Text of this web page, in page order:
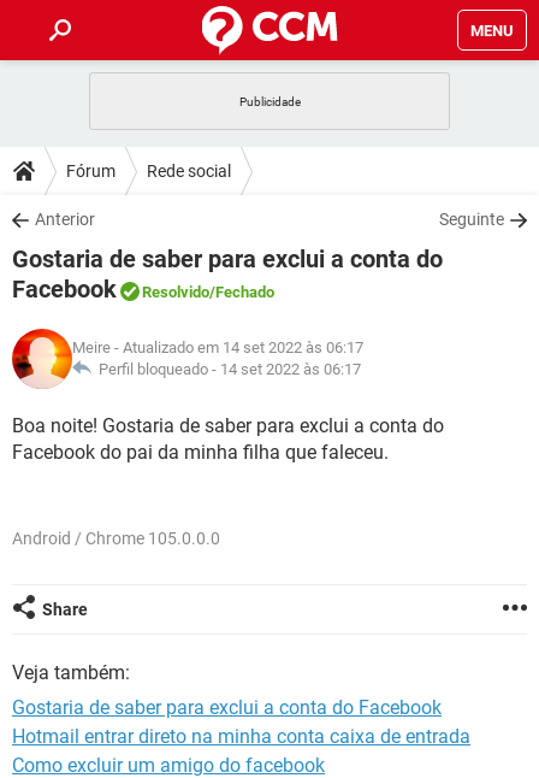
MENU
CELULAR
OUTLOOK
INSTAGRAM GMAIL
GUIA DE COMPRAS
DICAS
JOGOS
OUTLOOK
GUIA DE COMPRAS
DOWNLOADS
JOGOS WHATSAPP
CELULAR
OUTLOOK EXCEL
INSTAGRAM
GUIA DE COMPRAS
FÓRUM
CELULAR FACEBOOK
INSTAGRAM GMAIL
GLOSSÁRIO
JOGOS
CELULAR FACEBOOK
EXCEL
GUIA DE COMPRAS
Fórum Rede social
Anterior Seguinte
Gostaria de saber para exclui a conta do
Facebook
Resolvido/Fechado
Meire - Atualizado em 14 set 2022 às 06:17
Perfil bloqueado - 14 set 2022 às 06:17
Boa noite! Gostaria de saber para exclui a conta do
Facebook do pai da minha filha que faleceu.
Android / Chrome 105.0.0.0
Share
Veja também:
Gostaria de saber para exclui a conta do Facebook
Hotmail entrar direto na minha conta caixa de entrada
Como excluir um amigo do facebook